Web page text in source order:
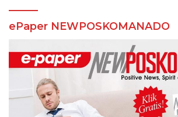
ePaper NEWPOSKOMANADO